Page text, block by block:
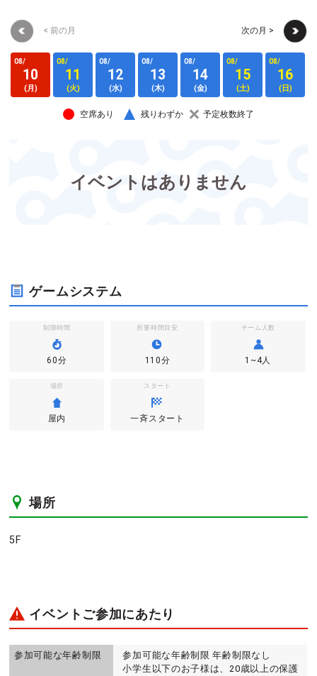
< 前の月 次の月 >
08/
10
(月)
08/
11
(火)
08/
12
(水)
08/
13
(木)
08/
14
(金)
08/
15
(土)
08/
16
(日)
空席あり 残りわずか 予定枚数終了
イベントはありません
ゲームシステム
制限時間
60分
所要時間目安
110分
チーム人数
1~4人
場所
屋内
スタート
一斉スタート
場所
5F
イベントご参加にあたり
参加可能な年齢制限
参加可能な年齢制限 年齢制限なし
小学生以下のお子様は、20歳以上の保護